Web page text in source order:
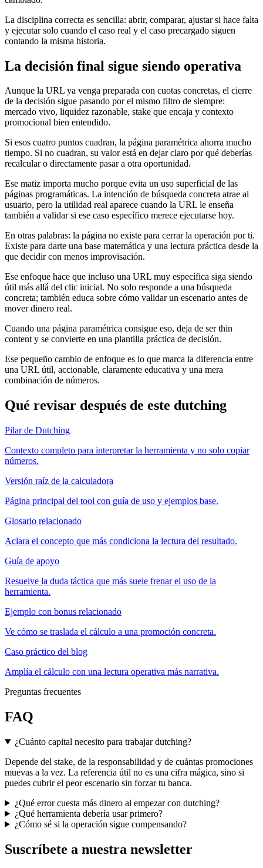
La disciplina correcta es sencilla: abrir, comparar, ajustar si hace falta
y ejecutar solo cuando el caso real y el caso precargado siguen
contando la misma historia.
La decisión final sigue siendo operativa
Aunque la URL ya venga preparada con cuotas concretas, el cierre
de la decisión sigue pasando por el mismo filtro de siempre:
mercado vivo, liquidez razonable, stake que encaja y contexto
promocional bien entendido.
Si esos cuatro puntos cuadran, la página paramétrica ahorra mucho
tiempo. Si no cuadran, su valor está en dejar claro por qué deberías
recalcular o directamente pasar a otra oportunidad.
Ese matiz importa mucho porque evita un uso superficial de las
páginas programáticas. La intención de búsqueda concreta atrae al
usuario, pero la utilidad real aparece cuando la URL le enseña
también a validar si ese caso específico merece ejecutarse hoy.
En otras palabras: la página no existe para cerrar la operación por ti.
Existe para darte una base matemática y una lectura práctica desde la
que decidir con menos improvisación.
Ese enfoque hace que incluso una URL muy específica siga siendo
útil más allá del clic inicial. No solo responde a una búsqueda
concreta; también educa sobre cómo validar un escenario antes de
mover dinero real.
Cuando una página paramétrica consigue eso, deja de ser thin
content y se convierte en una plantilla práctica de decisión.
Ese pequeño cambio de enfoque es lo que marca la diferencia entre
una URL útil, accionable, claramente educativa y una mera
combinación de números.
Qué revisar después de este dutching
Pilar de Dutching
Contexto completo para interpretar la herramienta y no solo copiar
números.
Versión raíz de la calculadora
Página principal del tool con guía de uso y ejemplos base.
Glosario relacionado
Aclara el concepto que más condiciona la lectura del resultado.
Guía de apoyo
Resuelve la duda táctica que más suele frenar el uso de la
herramienta.
Ejemplo con bonus relacionado
Ve cómo se traslada el cálculo a una promoción concreta.
Caso práctico del blog
Amplía el cálculo con una lectura operativa más narrativa.
Preguntas frecuentes
FAQ
¿Cuánto capital necesito para trabajar dutching?
Depende del stake, de la responsabilidad y de cuántas promociones
muevas a la vez. La referencia útil no es una cifra mágica, sino si
puedes cubrir el peor escenario sin forzar tu banca.
¿Qué error cuesta más dinero al empezar con dutching?
¿Qué herramienta debería usar primero?
¿Cómo sé si la operación sigue compensando?
Suscríbete a nuestra newsletter